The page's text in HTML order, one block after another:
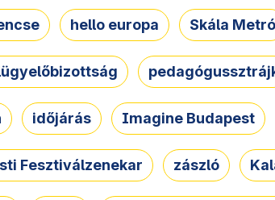
hello europa Skála Metró
időjárás Imagine Budapest
Fesztiválzenekar zászló